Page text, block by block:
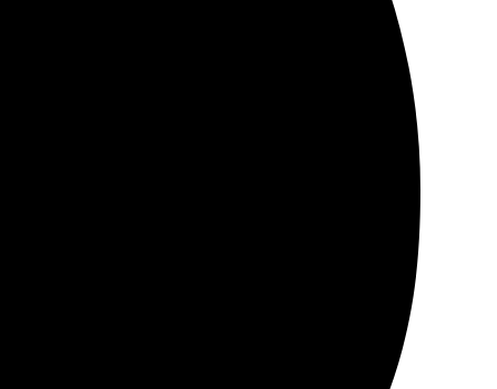
Доставка пришла быстро, качество печати на
Редактирование тоже порадовало — просто и
цене.